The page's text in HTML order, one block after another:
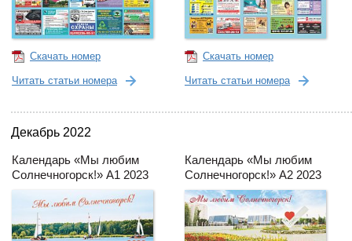
Скачать номер
Читать статьи номера
Скачать номер
Читать статьи номера
Декабрь 2022
Календарь «Мы любим
Солнечногорск!» А1 2023
Календарь «Мы любим
Солнечногорск!» А2 2023